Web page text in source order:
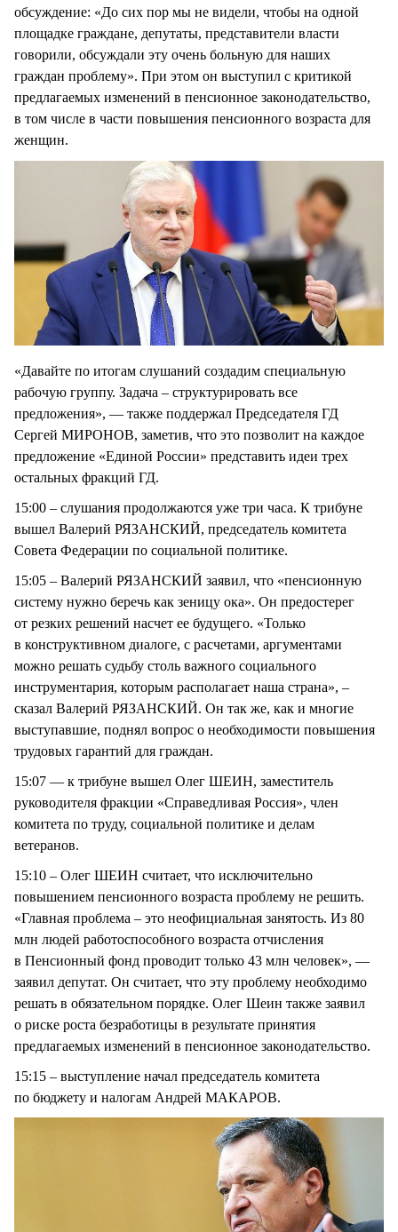
обсуждение: «До сих пор мы не видели, чтобы на одной
площадке граждане, депутаты, представители власти
говорили, обсуждали эту очень больную для наших
граждан проблему». При этом он выступил с критикой
предлагаемых изменений в пенсионное законодательство,
в том числе в части повышения пенсионного возраста для
женщин.
«Давайте по итогам слушаний создадим специальную
рабочую группу. Задача – структурировать все
предложения», — также поддержал Председателя ГД
Сергей МИРОНОВ, заметив, что это позволит на каждое
предложение «Единой России» представить идеи трех
остальных фракций ГД.
15:00 – слушания продолжаются уже три часа. К трибуне
вышел Валерий РЯЗАНСКИЙ, председатель комитета
Совета Федерации по социальной политике.
15:05 – Валерий РЯЗАНСКИЙ заявил, что «пенсионную
систему нужно беречь как зеницу ока». Он предостерег
от резких решений насчет ее будущего. «Только
в конструктивном диалоге, с расчетами, аргументами
можно решать судьбу столь важного социального
инструментария, которым располагает наша страна», –
сказал Валерий РЯЗАНСКИЙ. Он так же, как и многие
выступавшие, поднял вопрос о необходимости повышения
трудовых гарантий для граждан.
15:07 — к трибуне вышел Олег ШЕИН, заместитель
руководителя фракции «Справедливая Россия», член
комитета по труду, социальной политике и делам
ветеранов.
15:10 – Олег ШЕИН считает, что исключительно
повышением пенсионного возраста проблему не решить.
«Главная проблема – это неофициальная занятость. Из 80
млн людей работоспособного возраста отчисления
в Пенсионный фонд проводит только 43 млн человек», —
заявил депутат. Он считает, что эту проблему необходимо
решать в обязательном порядке. Олег Шеин также заявил
о риске роста безработицы в результате принятия
предлагаемых изменений в пенсионное законодательство.
15:15 – выступление начал председатель комитета
по бюджету и налогам Андрей МАКАРОВ.